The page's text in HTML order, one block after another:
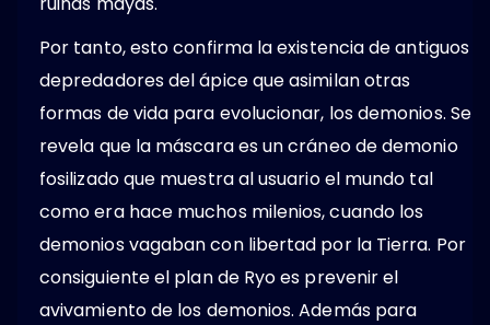
Por tanto, esto confirma la existencia de antiguos
depredadores del ápice que asimilan otras
formas de vida para evolucionar, los demonios. Se
revela que la máscara es un cráneo de demonio
fosilizado que muestra al usuario el mundo tal
como era hace muchos milenios, cuando los
demonios vagaban con libertad por la Tierra. Por
consiguiente el plan de Ryo es prevenir el
avivamiento de los demonios. Además para